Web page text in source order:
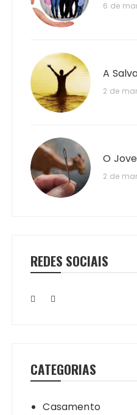
6 de
A
2 de
O
2 de
REDES SOCIAIS
CATEGORIAS
Casamento